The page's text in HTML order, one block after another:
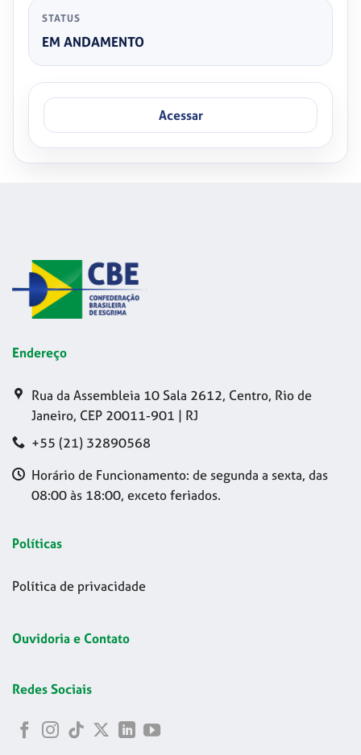
STATUS
EM ANDAMENTO
Acessar
Endereço
Rua da Assembleia 10 Sala 2612, Centro, Rio de
Janeiro, CEP 20011-901 | RJ
+55 (21) 32890568
Horário de Funcionamento: de segunda a sexta, das
08:00 às 18:00, exceto feriados.
Políticas
Política de privacidade
Ouvidoria e Contato
Redes Sociais